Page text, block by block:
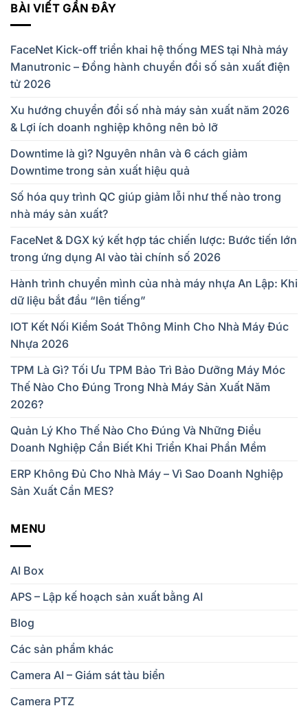
BÀI VIẾT GẦN ĐÂY
FaceNet Kick-off triển khai hệ thống MES tại Nhà máy
Manutronic – Đồng hành chuyển đổi số sản xuất điện
tử 2026
Xu hướng chuyển đổi số nhà máy sản xuất năm 2026
& Lợi ích doanh nghiệp không nên bỏ lỡ
Downtime là gì? Nguyên nhân và 6 cách giảm
Downtime trong sản xuất hiệu quả
Số hóa quy trình QC giúp giảm lỗi như thế nào trong
nhà máy sản xuất?
FaceNet & DGX ký kết hợp tác chiến lược: Bước tiến lớn
trong ứng dụng AI vào tài chính số 2026
Hành trình chuyển mình của nhà máy nhựa An Lập: Khi
dữ liệu bắt đầu “lên tiếng”
IOT Kết Nối Kiểm Soát Thông Minh Cho Nhà Máy Đúc
Nhựa 2026
TPM Là Gì? Tối Ưu TPM Bảo Trì Bảo Dưỡng Máy Móc
Thế Nào Cho Đúng Trong Nhà Máy Sản Xuất Năm
2026?
Quản Lý Kho Thế Nào Cho Đúng Và Những Điều
Doanh Nghiệp Cần Biết Khi Triển Khai Phần Mềm
ERP Không Đủ Cho Nhà Máy – Vì Sao Doanh Nghiệp
Sản Xuất Cần MES?
MENU
AI Box
APS – Lập kế hoạch sản xuất bằng AI
Blog
Các sản phẩm khác
Camera AI – Giám sát tàu biển
Camera PTZ